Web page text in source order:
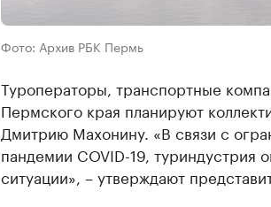
Фото: Архив РБК Пермь
Туроператоры, транспортные
Пермского края планируют
Дмитрию Махонину. «В связи с
пандемии COVID-19, туриндустрия
ситуации», – утверждают